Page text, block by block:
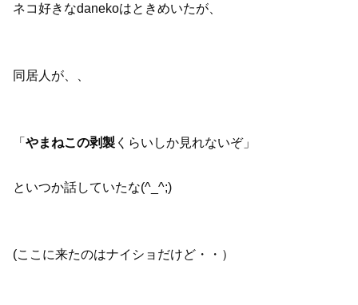
ネコ好きなdanekoはときめいたが、
同居人が、、
「やまねこの剥製 くらいしか見れないぞ」
といつか話していたな(^_^;)
(ここに来たのはナイショだけど・・）